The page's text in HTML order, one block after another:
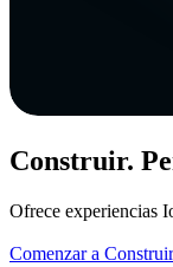
Construir.
Ofrece experiencias
Comenzar a